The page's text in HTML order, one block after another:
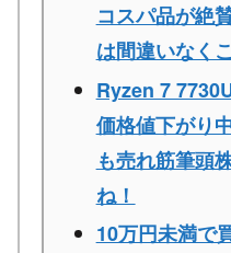
コスパ品が絶
は間違いなく
Ryzen 7
価格値下がり
も売れ筋筆頭
ね！
10万円未満で